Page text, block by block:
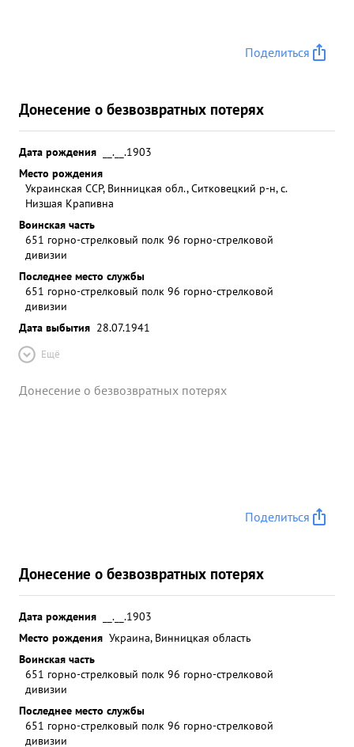
Поделиться
Донесение о безвозвратных потерях
Дата рождения
__.__.1903
Место рождения
Украинская ССР, Винницкая обл., Ситковецкий р-н, с.
Низшая Крапивна
Воинская часть
651 горно-стрелковый полк 96 горно-стрелковой
дивизии
Последнее место службы
651 горно-стрелковый полк 96 горно-стрелковой
дивизии
Дата выбытия 28.07.1941
Ещё
Донесение о безвозвратных потерях
Поделиться
Донесение о безвозвратных потерях
Дата рождения
__.__.1903
Место рождения Украина, Винницкая область
Воинская часть
651 горно-стрелковый полк 96 горно-стрелковой
дивизии
Последнее место службы
651 горно-стрелковый полк 96 горно-стрелковой
дивизии